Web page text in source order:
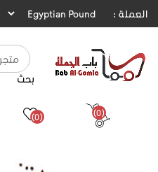
العملة :
بحث
(0) (0)